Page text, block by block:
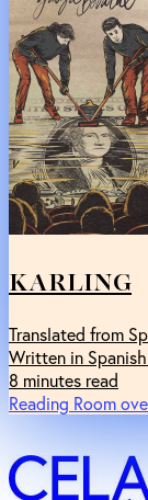
KARLING
Translated from
Written in
8 minutes read
Reading Room